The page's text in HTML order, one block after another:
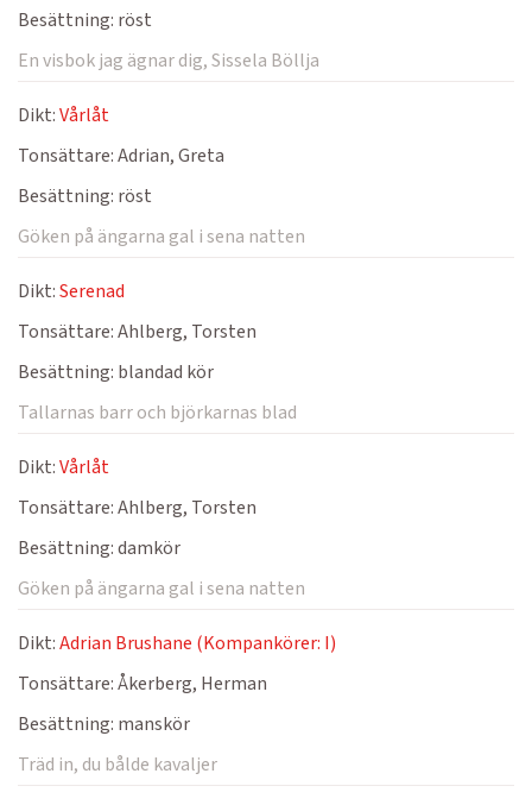
Besättning: röst
En visbok jag ägnar dig, Sissela Böllja
Dikt:Vårlåt
Tonsättare:Adrian, Greta
Besättning: röst
Göken på ängarna gal i sena natten
Dikt:Serenad
Tonsättare:Ahlberg, Torsten
Besättning: blandad kör
Tallarnas barr och björkarnas blad
Dikt:Vårlåt
Tonsättare:Ahlberg, Torsten
Besättning:damkör
Göken på ängarna gal i sena natten
Dikt:Adrian Brushane (Kompankörer: I)
Tonsättare:Åkerberg, Herman
Besättning: manskör
Träd in, du bålde kavaljer